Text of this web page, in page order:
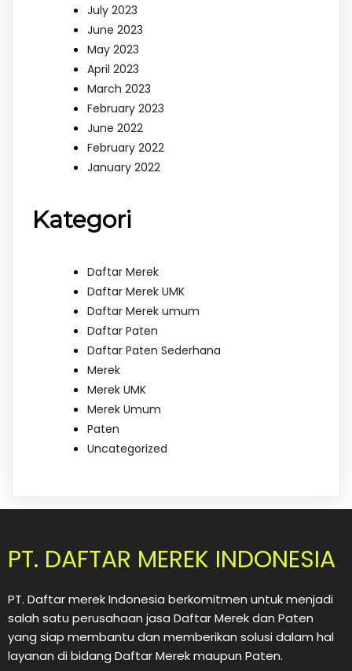
July 2023
June 2023
May 2023
April 2023
March 2023
February 2023
June 2022
February 2022
January 2022
Kategori
Daftar Merek
Daftar Merek UMK
Daftar Merek umum
Daftar Paten
Daftar Paten Sederhana
Merek
Merek UMK
Merek Umum
Paten
Uncategorized
PT. DAFTAR MEREK INDONESIA
PT. Daftar merek Indonesia berkomitmen untuk menjadi
salah satu perusahaan jasa Daftar Merek dan Paten
yang siap membantu dan memberikan solusi dalam hal
layanan di bidang Daftar Merek maupun Paten.